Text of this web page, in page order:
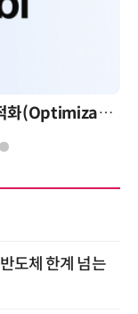
AI 시대의 의사결정을 바꾸는 수리최적화(Optimization): 실제 산업 적용 사례와 활용 전략
도체 한계 넘는